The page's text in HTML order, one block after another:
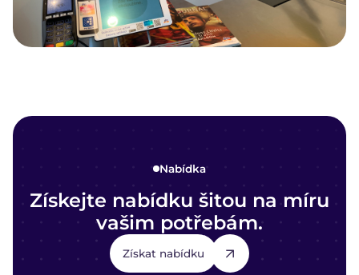
Nabídka
Získejte nabídku šitou na míru
vašim potřebám.
Získat nabídku